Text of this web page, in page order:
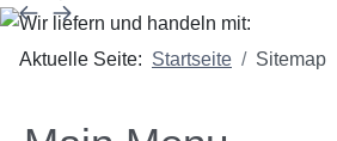
Aktuelle Seite: Startseite Sitemap